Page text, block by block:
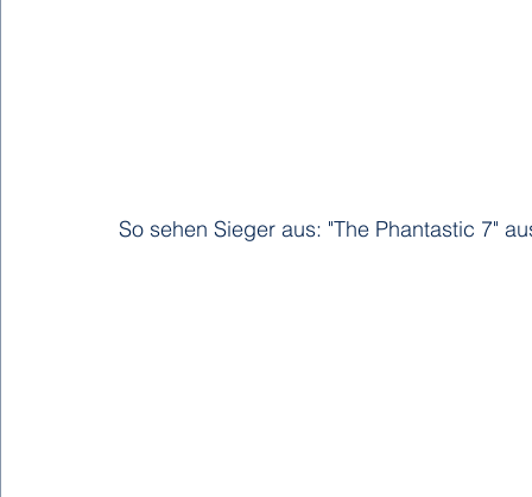
So sehen Sieger aus: "The Phantastic 7"